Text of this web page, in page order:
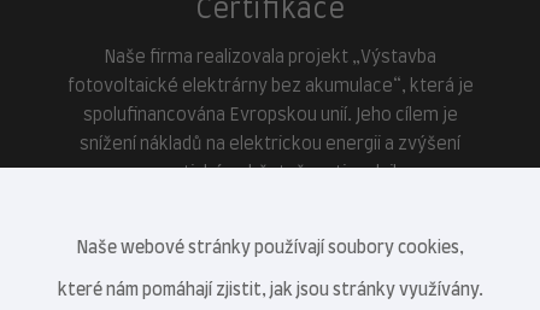
Certifikace
Naše firma realizovala projekt „Výstavba
fotovoltaické elektrárny bez akumulace“, která je
spolufinancována Evropskou unií. Jeho cílem je
snížení nákladů na elektrickou energii a zvýšení
Naše webové stránky používají soubory cookies,
které nám pomáhají zjistit, jak jsou stránky využívány.